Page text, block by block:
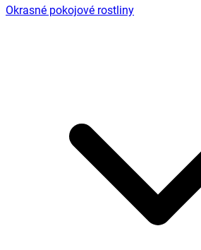
Okrasné pokojové rostliny